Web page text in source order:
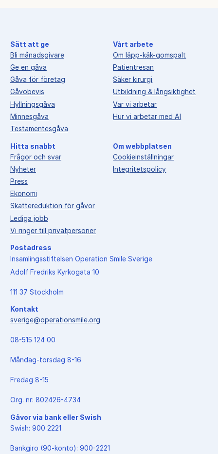
Sätt att ge
Bli månadsgivare
Ge en gåva
Gåva för företag
Gåvobevis
Hyllningsgåva
Minnesgåva
Testamentesgåva
Vårt arbete
Om läpp-käk-gomspalt
Patientresan
Säker kirurgi
Utbildning & långsiktighet
Var vi arbetar
Hur vi arbetar med AI
Hitta snabbt
Frågor och svar
Nyheter
Press
Ekonomi
Skattereduktion för gåvor
Lediga jobb
Vi ringer till privatpersoner
Om webbplatsen
Cookieinställningar
Integritetspolicy
Postadress
Insamlingsstiftelsen Operation Smile Sverige
Adolf Fredriks Kyrkogata 10
111 37 Stockholm
Kontakt
sverige@operationsmile.org
08-515 124 00
Måndag-torsdag 8-16
Fredag 8-15
Org. nr: 802426-4734
Gåvor via bank eller Swish
Swish: 900 2221
Bankgiro (90-konto): 900-2221